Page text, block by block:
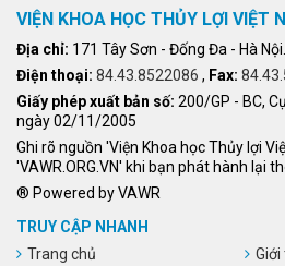
VIỆN KHOA HỌC THỦY LỢI VIỆT
Địa chỉ: 171 Tây Sơn - Đống Đa - Hà Nội.
Điện thoại: 84.43.8522086 , Fax:
Giấy phép xuất bản số: 200/GP - BC,
ngày 02/11/2005
Ghi rõ nguồn 'Viện Khoa học Thủy lợi
'VAWR.ORG.VN' khi bạn phát hành lại
® Powered by VAWR
TRUY CẬP NHANH
Trang chủ
Giới